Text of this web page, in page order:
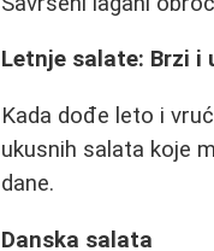
Letnje salate: Brzi i
Kada dođe leto i
ukusnih salata koje
dane.
Danska salata